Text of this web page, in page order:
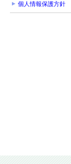
個人情報保護方針